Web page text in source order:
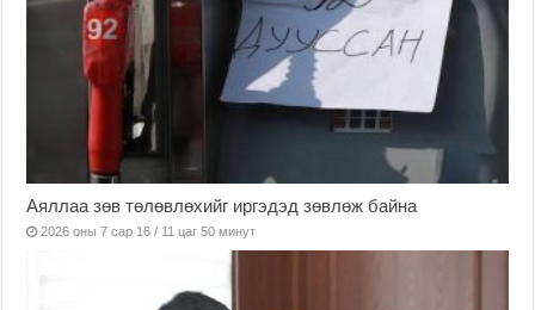
Аяллаа зөв төлөвлөхийг иргэдэд зөвлөж байна
2026 оны 7 сар 16 / 11 цаг 50 минут